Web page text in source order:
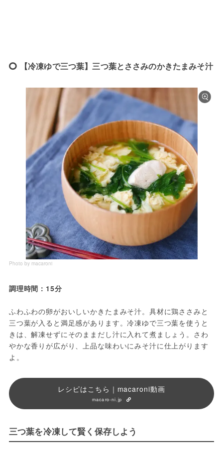
【冷凍ゆで三つ葉】三つ葉とささみのかきたまみそ汁
Photo by macaroni
調理時間：15分
ふわふわの卵がおいしいかきたまみそ汁。具材に鶏ささみと
三つ葉が入ると満足感があります。冷凍ゆで三つ葉を使うと
きは、解凍せずにそのままだし汁に入れて煮ましょう。さわ
やかな香りが広がり、上品な味わいにみそ汁に仕上がります
よ。
レシピはこちら｜macaroni動画
macaro-ni.jp
三つ葉を冷凍して賢く保存しよう